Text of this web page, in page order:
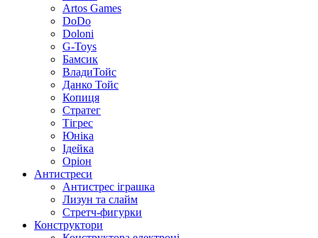
Artos Games
DoDo
Doloni
G-Toys
Бамсик
ВладиТойс
Данко Тойс
Копиця
Стратег
Тігрес
Юніка
Ідейка
Оріон
Антистреси
Антистрес іграшка
Лизун та слайм
Стретч-фигурки
Конструктори